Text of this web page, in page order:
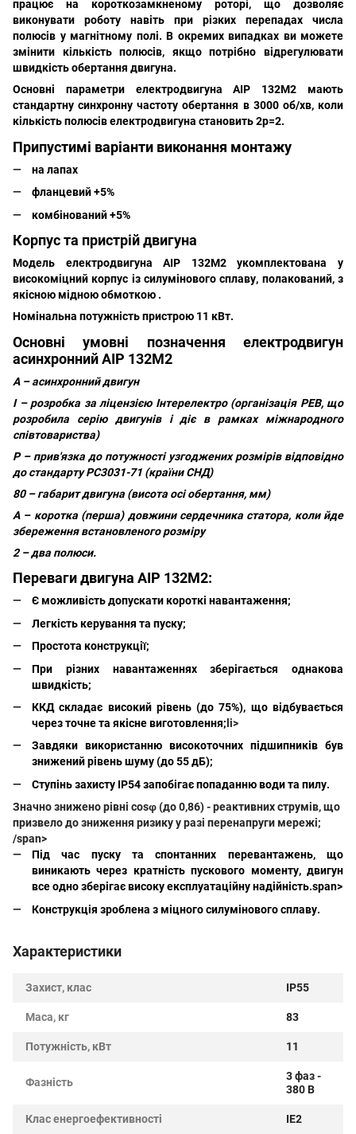
працює на короткозамкненому роторі, що дозволяє
виконувати роботу навіть при різких перепадах числа
полюсів у магнітному полі. В окремих випадках ви можете
змінити кількість полюсів, якщо потрібно відрегулювати
швидкість обертання двигуна.
Основні параметри електродвигуна
АІР 132M2 мають
стандартну синхронну частоту обертання в 3000 об/хв, коли
кількість полюсів електродвигуна становить 2р=2.
Припустимі варіанти виконання монтажу
на лапах
фланцевий +5%
комбінований +5%
Корпус та пристрій двигуна
Модель електродвигунаАІР 132M2укомплектована у
високоміцний корпус із силумінового сплаву, полакований, з
якісною мідною обмоткою .
Номінальна потужність пристрою 11 кВт.
Основні умовні позначення електродвигун
асинхроннийАІР 132M2
А – асинхронний двигун
І – розробка за ліцензією Інтерелектро (організація РЕВ, що
розробила серію двигунів і діє в рамках міжнародного
співтовариства)
Р – прив'язка до потужності узгоджених розмірів відповідно
до стандарту РС3031-71 (країни СНД)
80 – габарит двигуна (висота осі обертання, мм)
А – коротка (перша) довжини сердечника статора, коли йде
збереження встановленого розміру
2 – два полюси.
Переваги двигуна АІР 132M2:
Є можливість допускати короткі навантаження;
Легкість керування та пуску;
Простота конструкції;
При різних навантаженнях зберігається однакова
швидкість;
ККД складає високий рівень (до 75%), що відбувається
через точне та якісне виготовлення; li>
Завдяки використанню високоточних підшипників був
знижений рівень шуму (до 55 дБ);
Ступінь захисту IP54 запобігає попаданню води та пилу.
Значно знижено рівні cosφ (до 0,86) - реактивних струмів, що
призвело до зниження ризику у разі перенапруги мережі;
/span>
Під час пуску та спонтанних перевантажень, що
виникають через кратність пускового моменту, двигун
все одно зберігає високу експлуатаційну надійність.span>
Конструкція зроблена з міцного силумінового сплаву.
Характеристики
Захист, клас IP55
Маса, кг 83
Потужність, кВт 11
Фазність
3 фаз -
380 В
Клас енергоефективності IE2